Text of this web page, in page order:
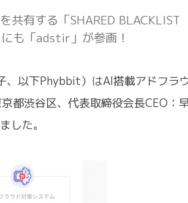
共有する「SHARED BLACKLIST
も「adstir」が参画！
以下Phybbit）はAI搭載アドフラ
都渋谷区、代表取締役会長CEO：
した。